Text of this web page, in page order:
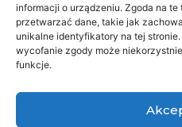
informacji o urządzeniu. Zgoda na
przetwarzać dane, takie jak
unikalne identyfikatory na tej
wycofanie zgody może
funkcje.